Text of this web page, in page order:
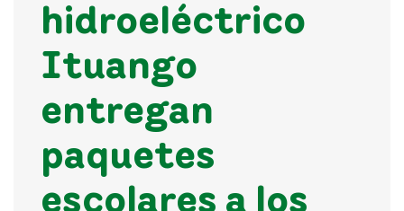
hidroeléctrico
Ituango
entregan
paquetes
escolares a los